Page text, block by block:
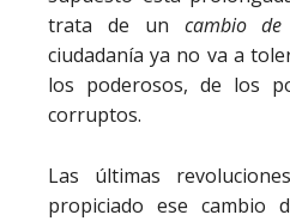
trata de un cambio de
ciudadanía ya no va a
los poderosos, de los
corruptos.
Las últimas
propiciado ese cambio